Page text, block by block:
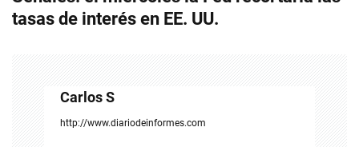
g
tasas de interés en EE. UU.
Carlos S
http://www.diariodeinformes.com